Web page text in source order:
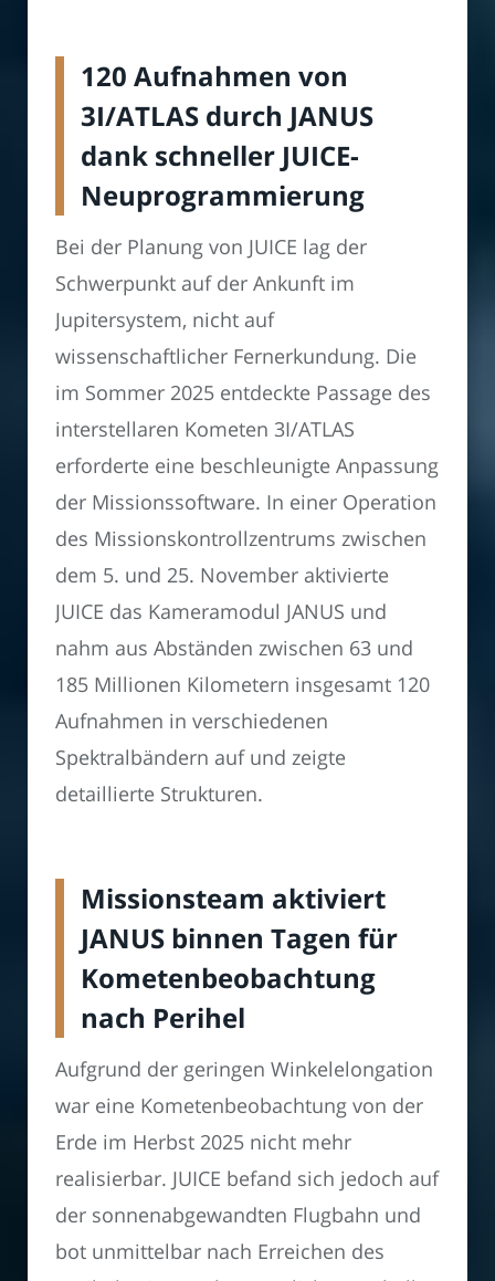
120 Aufnahmen von
3I/ATLAS durch JANUS
dank schneller JUICE-
Neuprogrammierung
Bei der Planung von JUICE lag der
Schwerpunkt auf der Ankunft im
Jupitersystem, nicht auf
wissenschaftlicher Fernerkundung. Die
im Sommer 2025 entdeckte Passage des
interstellaren Kometen 3I/ATLAS
erforderte eine beschleunigte Anpassung
der Missionssoftware. In einer Operation
des Missionskontrollzentrums zwischen
dem 5. und 25. November aktivierte
JUICE das Kameramodul JANUS und
nahm aus Abständen zwischen 63 und
185 Millionen Kilometern insgesamt 120
Aufnahmen in verschiedenen
Spektralbändern auf und zeigte
detaillierte Strukturen.
Missionsteam aktiviert
JANUS binnen Tagen für
Kometenbeobachtung
nach Perihel
Aufgrund der geringen Winkelelongation
war eine Kometenbeobachtung von der
Erde im Herbst 2025 nicht mehr
realisierbar. JUICE befand sich jedoch auf
der sonnenabgewandten Flugbahn und
bot unmittelbar nach Erreichen des